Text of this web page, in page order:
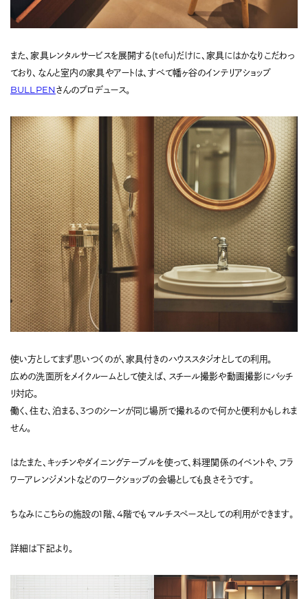
また、家具レンタルサービスを展開する(tefu)だけに、家具にはかなりこだわっ
ており、なんと室内の家具やアートは、すべて幡ヶ谷のインテリアショップ
BULLPEN さんのプロデュース。
使い方としてまず思いつくのが、家具付きのハウススタジオとしての利用。
広めの洗面所をメイクルームとして使えば、スチール撮影や動画撮影にバッチ
リ対応。
働く、住む、泊まる、3つのシーンが同じ場所で撮れるので何かと便利かもしれま
せん。
はたまた、キッチンやダイニングテーブルを使って、料理関係のイベントや、フラ
ワーアレンジメントなどのワークショップの会場としても良さそうです。
ちなみにこちらの施設の1階、4階でもマルチスペースとしての利用ができます。
詳細は下記より。